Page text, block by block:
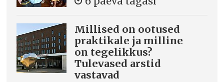
Millised on ootused
praktikale ja milline
on tegelikkus?
Tulevased arstid
vastavad